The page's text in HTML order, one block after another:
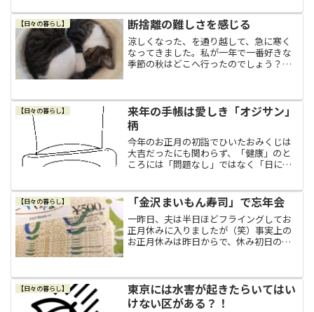
に帰るような生活でしたし、私の性格的
に人付き合いが得意なわけ...
【日々の暮らし】 断捨離の難しさを感じる
涼しくなった、を通り越して、急に寒く
なってきました。私が一年で一番好きな
季節の秋はどこへ行ったのでしょう？今
った途端に、秋をすっ飛ばして冬の気
配。そしてこのまま冬になっ...
【日々の暮らし】
来年の手帳は愛しき「オジサン」
柄
今年のお正月の初詣でひいたおみくじは
大吉だったにも関わらず、「健康」のと
ころには「問題なし」ではなく「日に当
んて神様は「お見通しですよ、コココ
コ…」（←神様を脳内で勝手...
【日々の暮らし】 「金沢まいもん寿司」で忘年会
一昨日、夫は半日ほどフライングしてお
正月休みに入りましたが（笑）事実上の
お正月休みは昨日からで、休み初日の昨
カード「今年の忘年会どうする？」テレ
ビを見ながら何となく話を...
【日々の暮らし】
東京には水害が起きたらいてはい
けない区がある？！